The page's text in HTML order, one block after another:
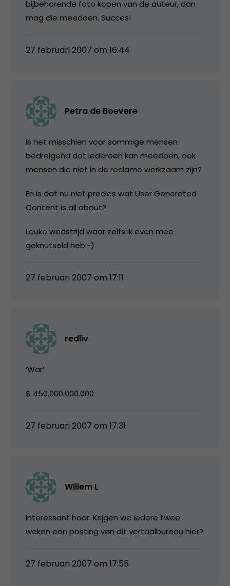
bijbehorende foto kopen van de auteur, dan
mag die meedoen. Succes!
27 februari 2007 om 16:44
Petra de Boevere
Is het misschien voor sommige mensen
bedreigend dat iedereen kan meedoen, ook
mensen die niet in de reclame werkzaam zijn?
En is dat nu niet precies wat User Generated
Content is all about?
Leuke wedstrijd waar zelfs ik even mee
geknutseld heb:-)
27 februari 2007 om 17:11
redliv
‘War’
$ 450.000.000.000
27 februari 2007 om 17:31
Willem L
Interessant hoor. Krijgen we iedere twee
weken een posting van dit vertaalbureau hier?
27 februari 2007 om 17:55